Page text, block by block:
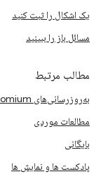
یک اشکال را ثبت کنید
مسائل باز را ببینید
مطالب مرتبط
به‌روزرسانی‌های Chromium
مطالعات موردی
بایگانی
پادکست ها و نمایش ها